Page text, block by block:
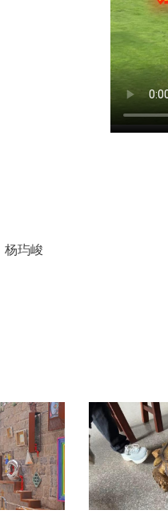
杨玙峻